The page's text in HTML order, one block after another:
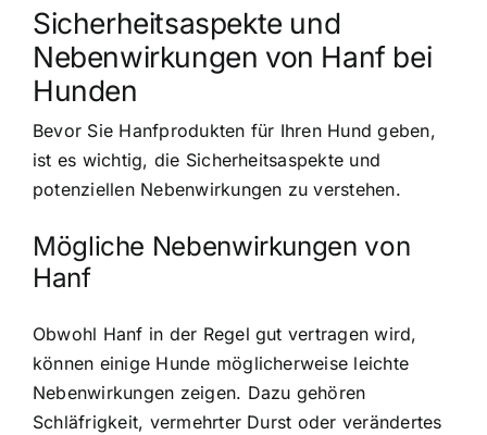
Sicherheitsaspekte und
Nebenwirkungen von Hanf bei
Hunden
Bevor Sie Hanfprodukten für Ihren Hund geben,
ist es wichtig, die Sicherheitsaspekte und
potenziellen Nebenwirkungen zu verstehen.
Mögliche Nebenwirkungen von
Hanf
Obwohl Hanf in der Regel gut vertragen wird,
können einige Hunde möglicherweise leichte
Nebenwirkungen zeigen. Dazu gehören
Schläfrigkeit, vermehrter Durst oder verändertes